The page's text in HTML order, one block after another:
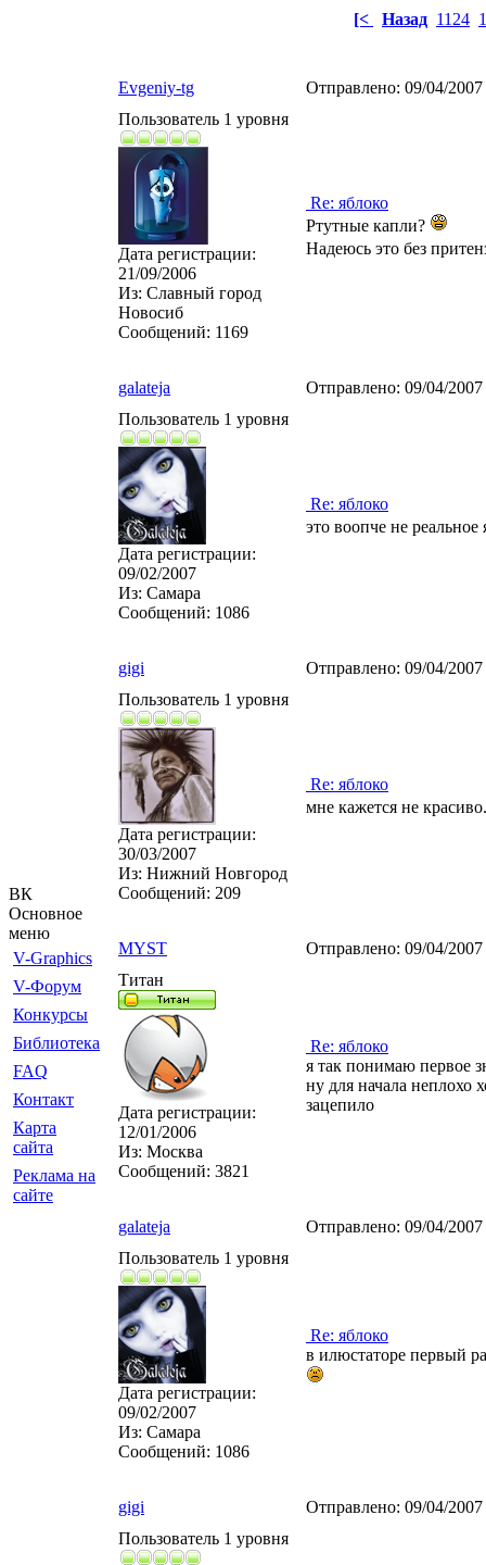
ВК
Основное
меню
V-Graphics
V-Форум
Конкурсы
Библиотека
FAQ
Контакт
Карта
сайта
Реклама на
сайте
[< Назад 1124
Evgeniy-tg Отправлено: 09/04/
Пользователь 1 уровня
Дата регистрации:
21/09/2006
Из: Славный город
Новосиб
Сообщений: 1169
Re: яблоко
Ртутные капли?
Надеюсь это без
galateja Отправлено: 09/04/
Пользователь 1 уровня
Дата регистрации:
09/02/2007
Из: Самара
Сообщений: 1086
Re: яблоко
это воопче не реальное
gigi Отправлено: 09/04/
Пользователь 1 уровня
Дата регистрации:
30/03/2007
Из: Нижний Новгород
Сообщений: 209
Re: яблоко
мне кажется не
MYST Отправлено: 09/04/
Титан
Дата регистрации:
12/01/2006
Из: Москва
Сообщений: 3821
Re: яблоко
я так понимаю первое
ну для начала неплохо
зацепило
galateja Отправлено: 09/04/
Пользователь 1 уровня
Дата регистрации:
09/02/2007
Из: Самара
Сообщений: 1086
Re: яблоко
в илюстаторе первый
gigi Отправлено: 09/04/
Пользователь 1 уровня